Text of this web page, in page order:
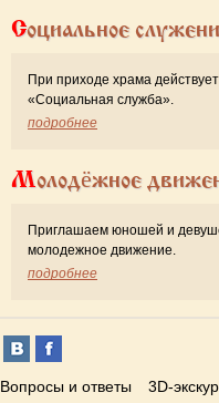
Социальное
При приходе храма действует
«Cоциальная служба».
подробнее
Молодёжное
Приглашаем юношей и
молодежное движение.
подробнее
Вопросы и ответы
3D-